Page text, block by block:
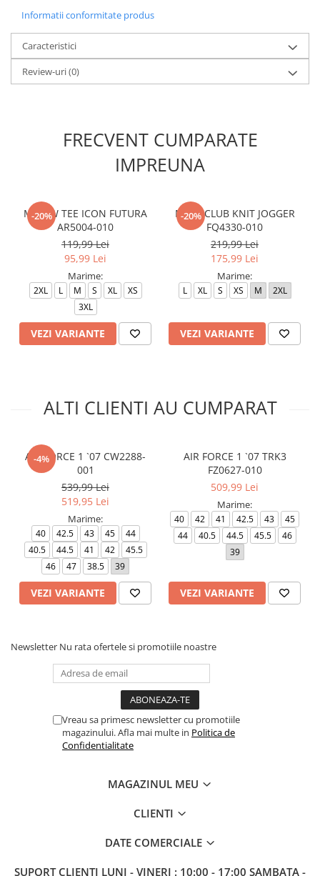
Informatii conformitate produs
Caracteristici
Review-uri(0)
FRECVENT CUMPARATE
IMPREUNA
-20%
M NSW TEE ICON FUTURA
AR5004-010
119,99 Lei
95,99 Lei
Marime:
2XL L M S XL
XS
3XL
VEZI VARIANTE
-20%
M NK CLUB KNIT JOGGER
FQ4330-010
219,99 Lei
175,99 Lei
Marime:
L XL S XS M 2XL
VEZI VARIANTE
ALTI CLIENTI AU CUMPARAT
-4%
AIR FORCE 1 `07 CW2288-
001
539,99 Lei
519,95 Lei
Marime:
40 42.5 43 45
44
40.5
44.5 41 42
45.5
46
47 38.5 39
VEZI VARIANTE
AIR FORCE 1 `07 TRK3
FZ0627-010
509,99 Lei
Marime:
40 42 41 42.5 43
45
44
40.5 44.5 45.5
46
39
VEZI VARIANTE
Newsletter Nu rata ofertele si promotiile noastre
Vreau sa primesc newsletter cu promotiile
magazinului. Afla mai multe in Politica de
Confidentialitate
MAGAZINUL MEU
CLIENTI
DATE COMERCIALE
SUPORT CLIENTI LUNI - VINERI : 10:00 - 17:00 SAMBATA -